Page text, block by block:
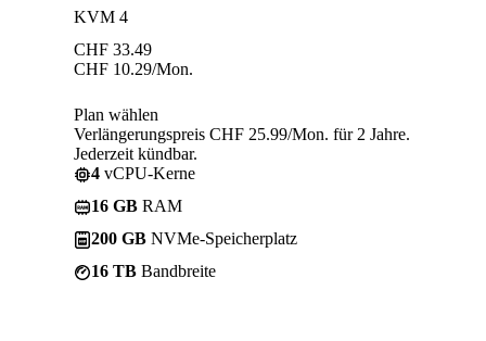
KVM 4
CHF 33.49
CHF 10.29/Mon.
Plan wählen
Verlängerungspreis CHF 25.99/Mon. für 2 Jahre.
Jederzeit kündbar.
4 vCPU-Kerne
16 GB RAM
200 GB NVMe-Speicherplatz
16 TB Bandbreite